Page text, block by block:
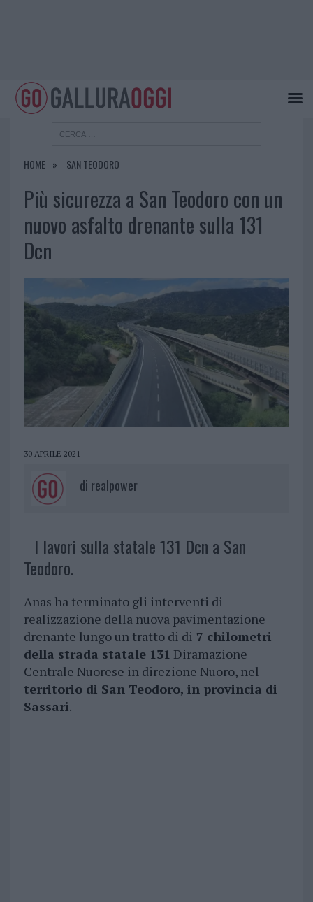
HOME SAN TEODORO
Più sicurezza a San Teodoro con un
nuovo asfalto drenante sulla 131
Dcn
30 APRILE 2021
di realpower
I lavori sulla statale 131 Dcn a San
Teodoro.
Anas ha terminato gli interventi di
realizzazione della nuova pavimentazione
drenante lungo un tratto di di 7 chilometri
della strada statale 131 Diramazione
Centrale Nuorese in direzione Nuoro, nel
territorio di San Teodoro, in provincia di
Sassari.